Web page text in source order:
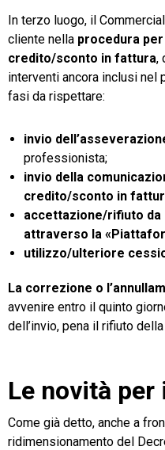
In terzo luogo, il
cliente nella procedura
credito/sconto in fattura,
interventi ancora inclusi
fasi da rispettare:
invio
professionista;
invio della
credito/sconto in
accettazione/rifiuto
attraverso la
utilizzo/ulteriore
La correzione o
avvenire entro il quinto
dell’invio, pena il rifiuto
Le novità per
Come già detto, anche a
ridimensionamento del